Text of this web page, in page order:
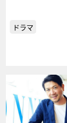
ドラマ